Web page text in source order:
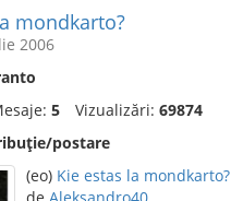
mondkarto?
2006
5 Vizualizări: 69874
postare
(eo) Kie estas la mondkarto?